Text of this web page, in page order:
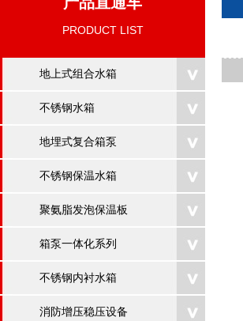
PRODUCT LIST
地上式组合水箱
不锈钢水箱
地埋式复合箱泵
不锈钢保温水箱
聚氨脂发泡保温板
箱泵一体化系列
不锈钢内衬水箱
消防增压稳压设备